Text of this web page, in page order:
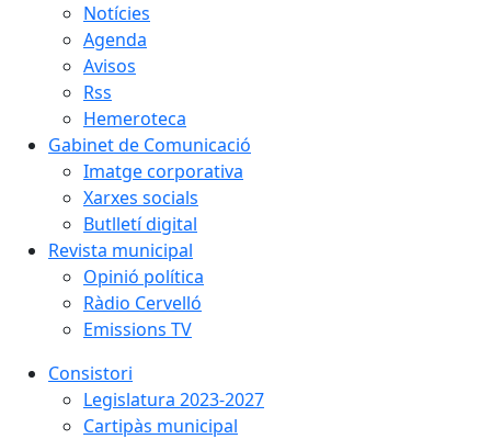
Notícies
Agenda
Avisos
Rss
Hemeroteca
Gabinet de Comunicació
Imatge corporativa
Xarxes socials
Butlletí digital
Revista municipal
Opinió política
Ràdio Cervelló
Emissions TV
Consistori
Legislatura 2023-2027
Cartipàs municipal